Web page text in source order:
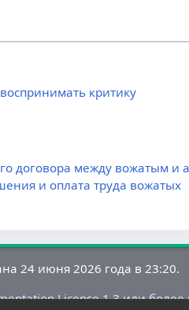
критику
договора между вожатым и
и оплата труда вожатых
24 июня 2026 года в 23:20.
License 1.3 или более